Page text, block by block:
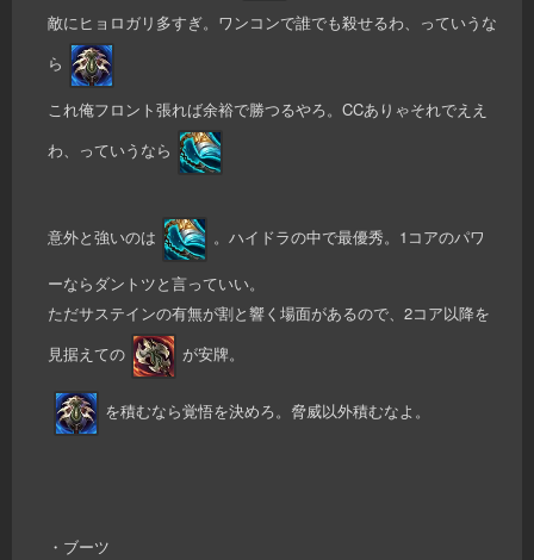
敵にヒョロガリ多すぎ。ワンコンで誰でも殺せるわ、っていうな
ら
これ俺フロント張れば余裕で勝つるやろ。CCありゃそれでええ
わ、っていうなら
意外と強いのは 。ハイドラの中で最優秀。1コアのパワ
ーならダントツと言っていい。
ただサステインの有無が割と響く場面があるので、2コア以降を
見据えての
が安牌。
を積むなら覚悟を決めろ。脅威以外積むなよ。
・ブーツ